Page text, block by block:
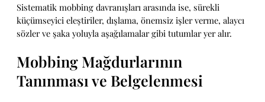
Sistematik mobbing davranışları arasında ise, sürekli
küçümseyici eleştiriler, dışlama, önemsiz işler verme, alaycı
sözler ve şaka yoluyla aşağılamalar gibi tutumlar yer alır.
Mobbing Mağdurlarının
Tanınması ve Belgelenmesi